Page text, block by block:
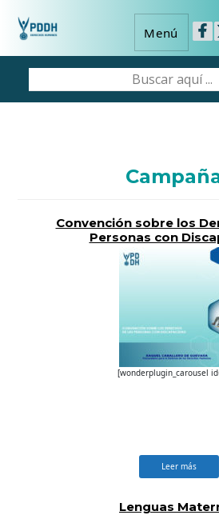
Menú
Convención sobre los
Personas con
[wonderplugin_carousel
Leer más
Lenguas